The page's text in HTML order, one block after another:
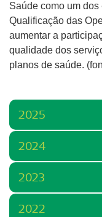
Saúde como um
Qualificação das
aumentar a
qualidade dos
planos de saúde.
2025
2024
2023
2022